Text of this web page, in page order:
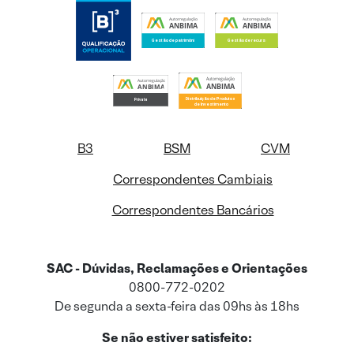
B3 BSM
CVM
Correspondentes Cambiais
Correspondentes Bancários
SAC - Dúvidas, Reclamações e Orientações
0800-772-0202
De segunda a sexta-feira das 09hs às 18hs
Se não estiver satisfeito: